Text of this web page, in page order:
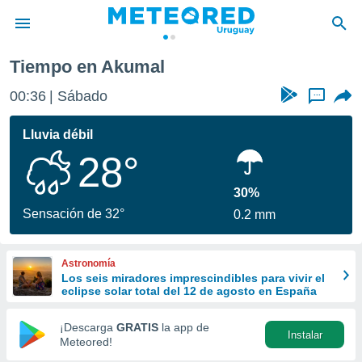
de
ha
para
que se
calidad.
a este
las
y
forma
digital
basada
Tiempo en Akumal
00:36 Sábado ...
Lluvia débil
28°
Sensación de 32°
30%
0.2 mm
Astronomía
Los seis miradores imprescindibles para vivir el
eclipse solar total del 12 de agosto en España
¡Descarga GRATIS la app de
Meteored!
Instalar